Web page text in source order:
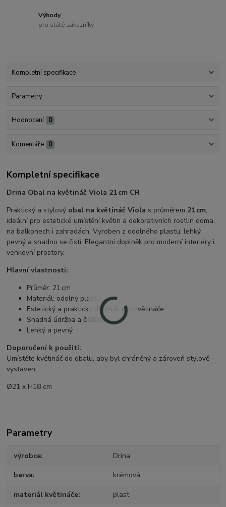
Výhody
pro stálé zákazníky
Kompletní specifikace
Parametry
Hodnocení 0
Komentáře 0
Kompletní specifikace
Drina Obal na květináč Viola 21 cm CR
Praktický a stylový obal na květináč Viola s průměrem 21 cm,
ideální pro estetické umístění květin a dekorativních rostlin doma,
na balkonech i zahradách. Vyroben z odolného plastu, lehký,
pevný a snadno se čistí. Elegantní doplněk pro moderní interiéry i
venkovní prostory.
Hlavní vlastnosti:
Průměr: 21 cm
Materiál: odolný plast
Estetický a praktický doplněk pro květináče
Snadná údržba a čištění
Lehký a pevný
Doporučení k použití:
Umístěte květináč do obalu, aby byl chráněný a zároveň stylově
vystaven.
Ø21 x H18 cm
Parametry
výrobce Drina
barva krémová
materiál květináče plast